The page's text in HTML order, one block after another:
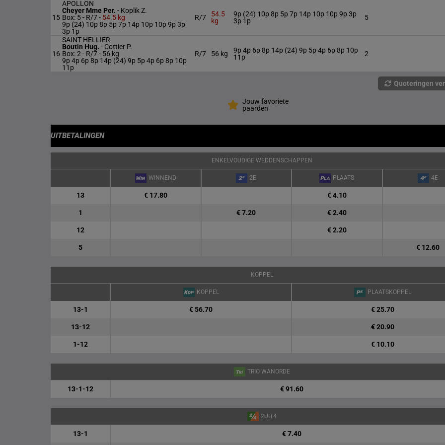
15
APOLLON
Cheyer Mme Per. - Koplik Z.
Box: 5 - R/7 - 54.5 kg
9p (24) 10p 8p 5p 7p 14p 10p 10p 9p 3p
3p 1p
R/7
54.5
kg
9p (24) 10p 8p 5p 7p 14p 10p 10p 9p 3p
3p 1p
5
16
SAINT HELLIER
Boutin Hug. - Cottier P.
Box: 2 - R/7 - 56 kg
9p 4p 6p 8p 14p (24) 9p 5p 4p 6p 8p 10p
11p
R/7 56 kg
9p 4p 6p 8p 14p (24) 9p 5p 4p 6p 8p 10p
11p
2
Quoteringen
Jouw favoriete
paarden
UITBETALINGEN
ENKELVOUDIGE WEDDENSCHAPPEN
WINNEND 2E PLAATS 4E
13 € 17.80 € 4.10
1 € 7.20 € 2.40
12 € 2.20
5 € 12.60
KOPPEL
KOPPEL PLAATSKOPPEL
13-1 € 56.70 € 25.70
13-12 € 20.90
1-12 € 10.10
TRIO WANORDE
13-1-12 € 91.60
2UIT4
13-1 € 7.40